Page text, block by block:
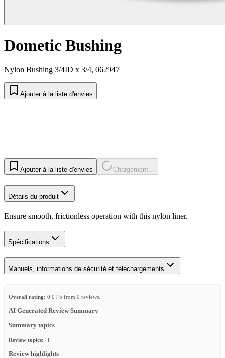
Dometic Bushing
Nylon Bushing 3/4ID x 3/4, 062947
Ajouter à la liste d'envies
Ajouter à la liste d'envies Chargement...
Détails du produit
Ensure smooth, frictionless operation with this nylon liner.
Spécifications
Manuels, informations de sécurité et téléchargements
Overall rating: 0.0 / 5 from 0 reviews.
AI Generated Review Summary
Summary topics
Review topics: [].
Review highlights